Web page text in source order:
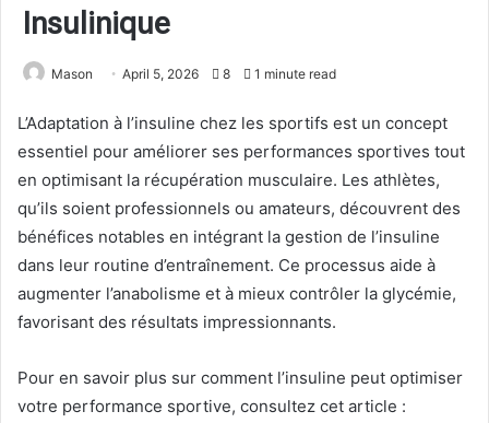
Insulinique
Mason April 5, 2026 8 1 minute read
L’Adaptation à l’insuline chez les sportifs est un concept
essentiel pour améliorer ses performances sportives tout
en optimisant la récupération musculaire. Les athlètes,
qu’ils soient professionnels ou amateurs, découvrent des
bénéfices notables en intégrant la gestion de l’insuline
dans leur routine d’entraînement. Ce processus aide à
augmenter l’anabolisme et à mieux contrôler la glycémie,
favorisant des résultats impressionnants.
Pour en savoir plus sur comment l’insuline peut optimiser
votre performance sportive, consultez cet article :